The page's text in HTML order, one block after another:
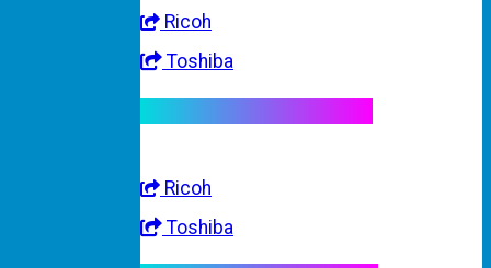
Ricoh
Toshiba
Ricoh
Toshiba